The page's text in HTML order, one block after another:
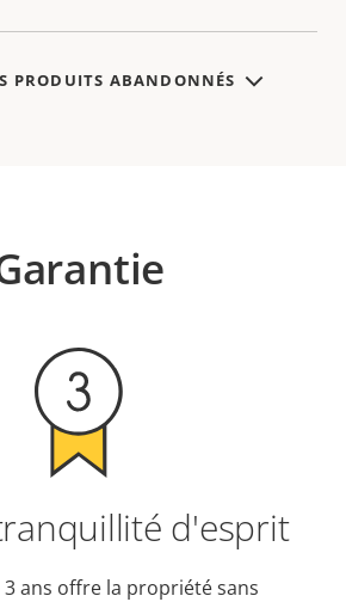
PRODUITS ABANDONNÉS
d'esprit
ans offre la propriété sans